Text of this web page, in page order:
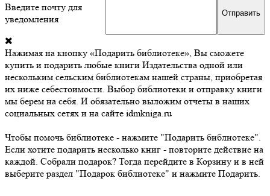
Введите почту для
уведомления
Нажимая на кнопку «Подарить библиотеке», Вы сможете
купить и подарить любые книги Издательства одной или
нескольким сельским библиотекам нашей страны, приобретая
их ниже себестоимости. Выбор библиотеки и отправку книги
мы берем на себя. И обязательно выложим отчеты в наших
социальных сетях и на сайте idmkniga.ru
Чтобы помочь библиотеке - нажмите "Подарить библиотеке".
Если хотите подарить несколько книг - повторите действие на
каждой. Собрали подарок? Тогда перейдите в Корзину и в ней
выберите раздел "Подарок библиотеке" и нажмите Подарить.